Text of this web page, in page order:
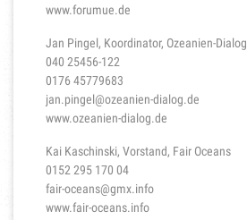
www.forumue.de
Jan Pingel, Koordinator, Ozeanien-Dialog
040 25456-122
0176 45779683
jan.pingel@ozeanien-dialog.de
www.ozeanien-dialog.de
Kai Kaschinski, Vorstand, Fair Oceans
0152 295 170 04
fair-oceans@gmx.info
www.fair-oceans.info